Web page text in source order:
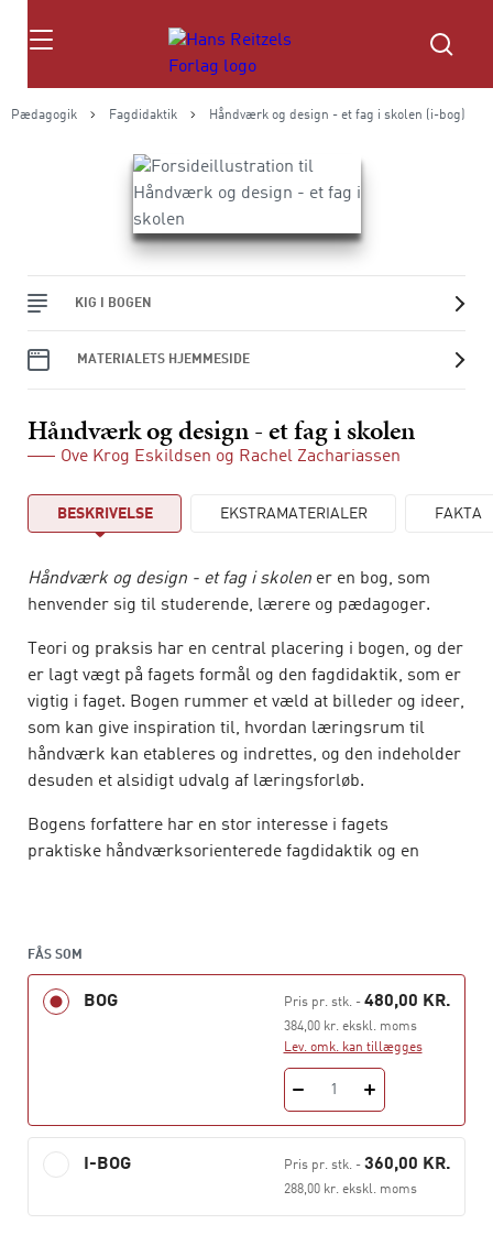
Søg
Pædagogik Fagdidaktik Håndværk og design - et fag i skolen (i-bog)
KIG I BOGEN
MATERIALETS HJEMMESIDE
Håndværk og design - et fag i skolen
Ove Krog Eskildsen og Rachel Zachariassen
BESKRIVELSE EKSTRAMATERIALER FAKTA
Håndværk og design - et fag i skolen er en bog, som
henvender sig til studerende, lærere og pædagoger.
Teori og praksis har en central placering i bogen, og der
er lagt vægt på fagets formål og den fagdidaktik, som er
vigtig i faget. Bogen rummer et væld at billeder og ideer,
som kan give inspiration til, hvordan læringsrum til
håndværk kan etableres og indrettes, og den indeholder
desuden et alsidigt udvalg af læringsforløb.
Bogens forfattere har en stor interesse i fagets
praktiske håndværksorienterede fagdidaktik og en
netop nu. Denne fascination håber de at have givet videre
til bogens læsere.
Denne andenudgave af bogen er opdateret med særlig
fokus på ændringer i det obligatoriske skolefag og
valgfaget. Endelig er der tilføjet specifikke indslag om
undervisning i metal og et generelt afsnit om
progression i undervisningen.
FÅS SOM
BOG Pris pr. stk.- 480,00 KR.
384,00 kr. ekskl. moms
Lev. omk. kan tillægges
1
I-BOG Pris pr. stk.- 360,00 KR.
288,00 kr. ekskl. moms